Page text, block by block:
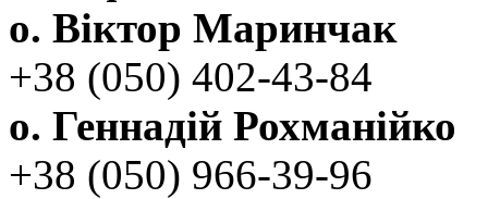
о. Віктор Маринчак
+38 (050)‭ 402-43-84
о. Геннадій Рохманійко
+38 (050)‭ ‬966-39-96